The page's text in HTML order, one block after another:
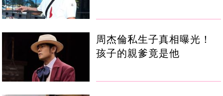
周杰倫私生子真相曝光！
孩子的親爹竟是他